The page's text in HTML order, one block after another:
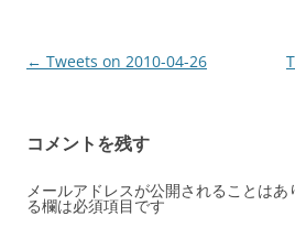
投
ビ
ゲ
ー
← Tweets on 2010-04-26
コメントを残す
メールアドレスが公開されることはあ
る欄は必須項目です